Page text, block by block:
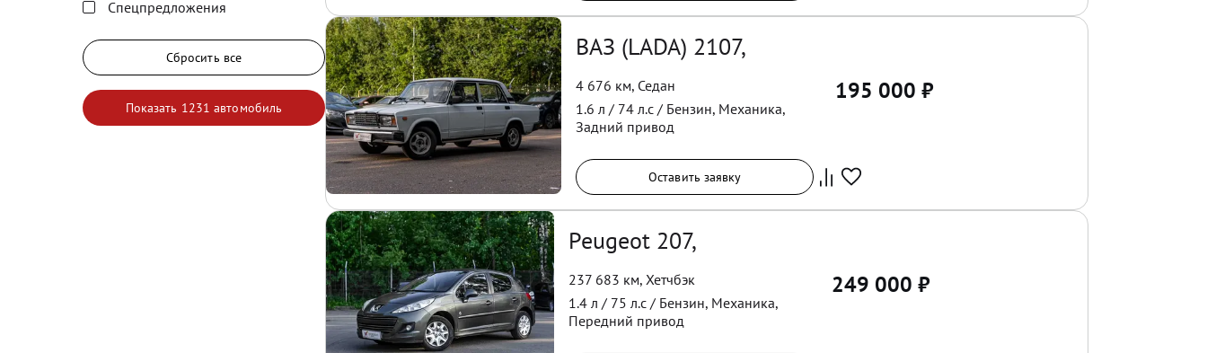
Спецпредложения
Сбросить все
Показать 1231 автомобиль
ВАЗ (LADA) 2107,
4 676 км, Седан
1.6 л / 74 л.с / Бензин, Механика,
Задний привод
195 000 ₽
Оставить заявку
Peugeot 207,
237 683 км, Хетчбэк
1.4л / 75 л.с / Бензин, Механика,
Передний привод
249 000 ₽